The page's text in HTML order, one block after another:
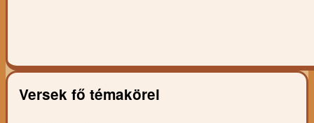
Versek fő témakörei